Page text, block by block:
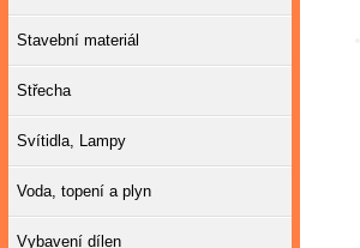
Stavební materiál
Střecha
Svítidla, Lampy
Voda, topení a plyn
Vybavení dílen